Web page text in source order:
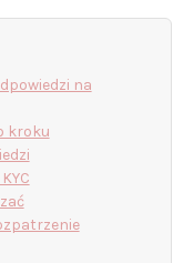
na
kroku